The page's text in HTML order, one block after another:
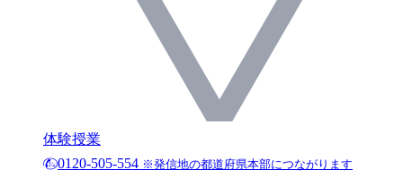
体験授業
0120-505-554 ※発信地の都道府県本部につながります